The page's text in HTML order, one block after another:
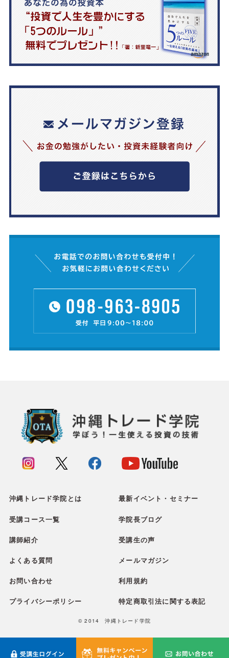
沖縄トレード学院とは 最新イベント・セミナー
受講コース一覧 学院長ブログ
講師紹介 受講生の声
よくある質問 メールマガジン
お問い合わせ 利用規約
プライバシーポリシー 特定商取引法に関する表記
© 2014 沖縄トレード学院